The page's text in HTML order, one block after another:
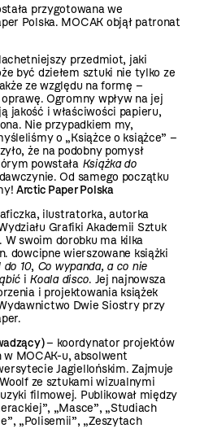
przygotowana we
Polska. MOCAK objął patronat
przedmiot, jaki
być dziełem sztuki nie tylko ze
ze względu na formę –
Ogromny wpływ na jej
jakość i właściwości papieru,
Nie przypadkiem my,
o „Książce o książce” –
że na podobny pomysł
powstała Książka do
Od samego początku
Arctic Paper Polska
ilustratorka, autorka
Grafiki Akademii Sztuk
W swoim dorobku ma kilka
dowcipne wierszowane książki
do 10, Co wypanda, a co nie
i Koala disco. Jej najnowsza
i projektowania książek
Dwie Siostry przy
– koordynator projektów
MOCAK-u, absolwent
Jagiellońskim. Zajmuje
ze sztukami wizualnymi
filmowej. Publikował między
„Masce”, „Studiach
„Polisemii”, „Zeszytach